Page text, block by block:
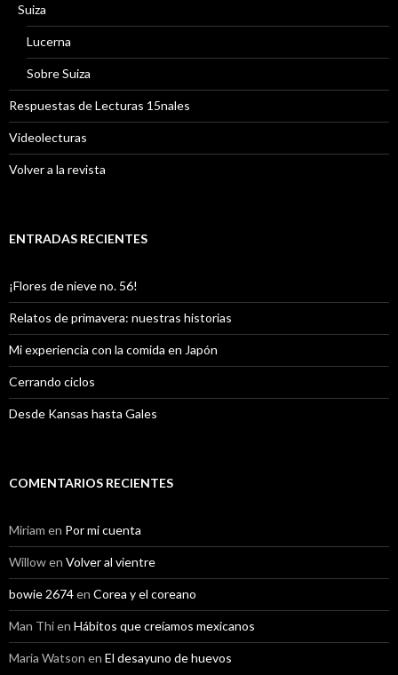
Suiza
Lucerna
Sobre Suiza
Respuestas de Lecturas 15nales
Videolecturas
Volver a la revista
ENTRADAS RECIENTES
¡Flores de nieve no. 56!
Relatos de primavera: nuestras historias
Mi experiencia con la comida en Japón
Cerrando ciclos
Desde Kansas hasta Gales
COMENTARIOS RECIENTES
Miriam en Por mi cuenta
Willowen Volver al vientre
bowie 2674en Corea y el coreano
Man Thien Hábitos que creíamos mexicanos
Maria Watson en El desayuno de huevos